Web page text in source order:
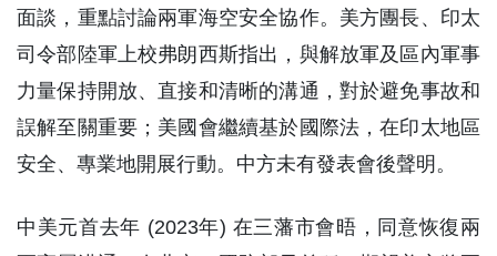
誤解至關重要；美國會繼續基於國際法，在印太地區
安全、專業地開展行動。中方未有發表會後聲明。
中美元首去年 (2023年) 在三藩市會晤，同意恢復兩
軍高層溝通。在北京，國防部早前稱，期望美方將兩
穩定、可持續發展。 (何嘉敏)